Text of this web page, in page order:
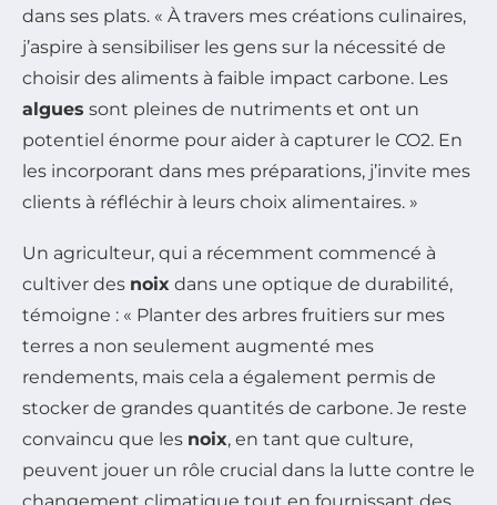
dans ses plats. « À travers mes créations culinaires,
j’aspire à sensibiliser les gens sur la nécessité de
choisir des aliments à faible impact carbone. Les
algues sont pleines de nutriments et ont un
potentiel énorme pour aider à capturer le CO2. En
les incorporant dans mes préparations, j’invite mes
clients à réfléchir à leurs choix alimentaires. »
Un agriculteur, qui a récemment commencé à
cultiver des noix dans une optique de durabilité,
témoigne : « Planter des arbres fruitiers sur mes
terres a non seulement augmenté mes
rendements, mais cela a également permis de
stocker de grandes quantités de carbone. Je reste
convaincu que les noix, en tant que culture,
peuvent jouer un rôle crucial dans la lutte contre le